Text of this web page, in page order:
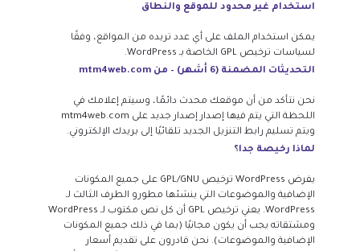
استخدام غير محدود للموقع والنطاق
يمكن استخدام الملف على أي عدد تريده من المواقع، وفقًا
لسياسات ترخيص GPL الخاصة بـ WordPress.
التحديثات المضمنة (6 أشهر) – من mtm4web.com
نحن نتأكد من أن موقعك محدث دائمًا، وسيتم إعلامك في
اللحظة التي يتم فيها إصدار إصدار جديد على mtm4web.com
ويتم تسليم رابط التنزيل الجديد تلقائيًا إلى بريدك الإلكتروني.
لماذا رخيصة جدا؟
يفرض WordPress ترخيص GPL/GNU على جميع المكونات
الإضافية والموضوعات التي ينشئها مطورو الطرف الثالث لـ
WordPress. يعني ترخيص GPL أن كل نص مكتوب لـ WordPress
ومشتقاته يجب أن يكون مجانيًا (بما في ذلك جميع المكونات
الإضافية والموضوعات). نحن قادرون على تقديم أسعار